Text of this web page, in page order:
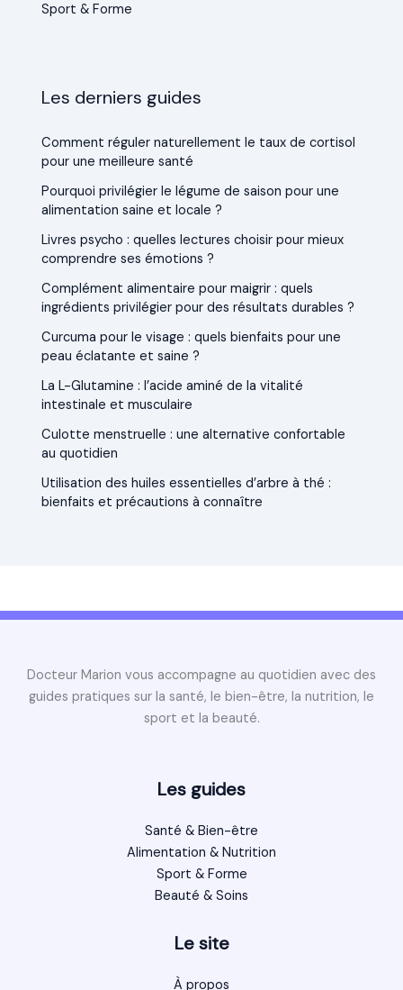
Sport & Forme
Les derniers guides
Comment réguler naturellement le taux de cortisol
pour une meilleure santé
Pourquoi privilégier le légume de saison pour une
alimentation saine et locale ?
Livres psycho : quelles lectures choisir pour mieux
comprendre ses émotions ?
Complément alimentaire pour maigrir : quels
ingrédients privilégier pour des résultats durables ?
Curcuma pour le visage : quels bienfaits pour une
peau éclatante et saine ?
La L-Glutamine : l’acide aminé de la vitalité
intestinale et musculaire
Culotte menstruelle : une alternative confortable
au quotidien
Utilisation des huiles essentielles d’arbre à thé :
bienfaits et précautions à connaître
Docteur Marion vous accompagne au quotidien avec des
guides pratiques sur la santé, le bien-être, la nutrition, le
sport et la beauté.
Les guides
Santé & Bien-être
Alimentation & Nutrition
Sport & Forme
Beauté & Soins
Le site
À propos